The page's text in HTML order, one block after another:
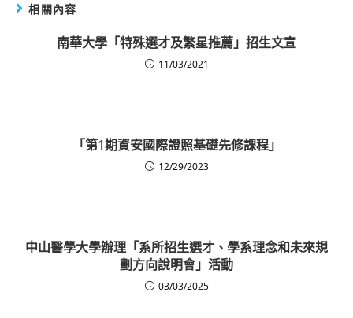
相關內容
南華大學「特殊選才及繁星推薦」招生文宣
11/03/2021
「第1期資安國際證照基礎先修課程」
12/29/2023
中山醫學大學辦理「系所招生選才、學系理念和未來規
劃方向說明會」活動
03/03/2025